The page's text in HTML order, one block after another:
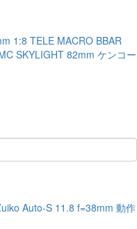
1:8 TELE MACRO BBAR
SKYLIGHT 82mm ケンコー
Auto-S 11.8 f=38mm 動作